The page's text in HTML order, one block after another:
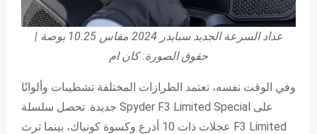
عداد السرعة الجديد سبايدر 2024 مقاس 10.25 بوصة |
حقوق الصورة: كان ام
وفي الوقت نفسه، تعتمد الطرازات المختلفة تشطيبات وألوانًا
جديدة. تحصل سلسلة Spyder F3 Limited Special على
عجلات ذات 10 أذرع وكسوة كونياك، بينما ترث F3 Limited